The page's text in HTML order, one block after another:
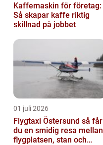
Kaffemaskin för företag:
Så skapar kaffe riktig
skillnad på jobbet
01 juli 2026
Flygtaxi Östersund så får
du en smidig resa mellan
flygplatsen, stan och